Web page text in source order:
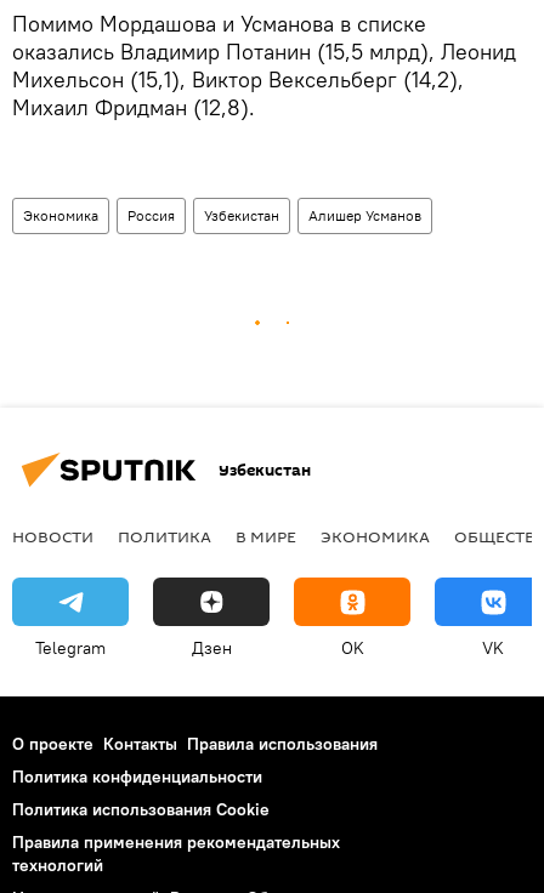
Помимо Мордашова и Усманова в списке
оказались Владимир Потанин (15,5 млрд), Леонид
Михельсон (15,1), Виктор Вексельберг (14,2),
Михаил Фридман (12,8).
Экономика Россия Узбекистан Алишер Усманов
Узбекистан
НОВОСТИ ПОЛИТИКА В МИРЕ ЭКОНОМИКА
Telegram Дзен OK VK
О проекте Контакты Правила использования
Политика конфиденциальности
Политика использования Cookie
Правила применения рекомендательных
технологий